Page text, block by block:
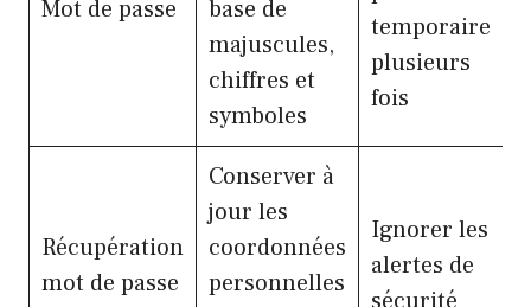
Mot de passe
base de
majuscules,
chiffres et
symboles
temporaire
plusieurs
fois
Récupération
mot de passe
Conserver à
jour les
coordonnées
personnelles
Ignorer les
alertes de